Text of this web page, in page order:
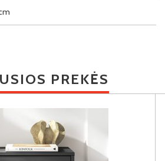
PREKĖS